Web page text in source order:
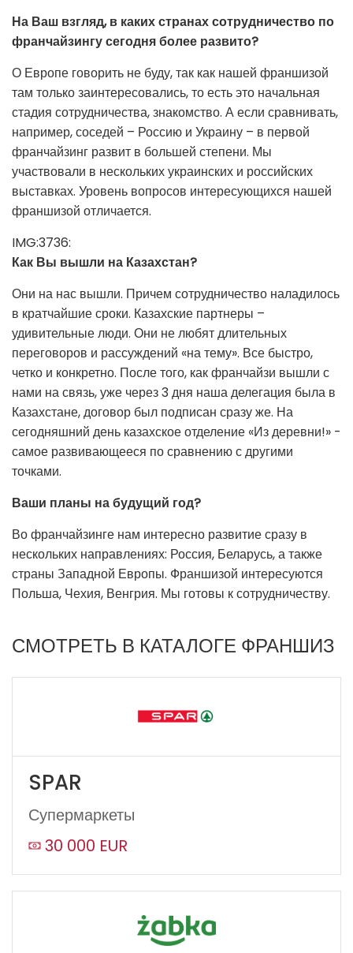
На Ваш взгляд, в каких странах сотрудничество по
франчайзингу сегодня более развито?
О Европе говорить не буду, так как нашей франшизой
там только заинтересовались, то есть это начальная
стадия сотрудничества, знакомство. А если сравнивать,
например, соседей – Россию и Украину – в первой
франчайзинг развит в большей степени. Мы
участвовали в нескольких украинских и российских
выставках. Уровень вопросов интересующихся нашей
франшизой отличается.
IMG:3736:
Как Вы вышли на Казахстан?
Они на нас вышли. Причем сотрудничество наладилось
в кратчайшие сроки. Казахские партнеры –
удивительные люди. Они не любят длительных
переговоров и рассуждений «на тему». Все быстро,
четко и конкретно. После того, как франчайзи вышли с
нами на связь, уже через 3 дня наша делегация была в
Казахстане, договор был подписан сразу же. На
сегодняшний день казахское отделение «Из деревни!» -
самое развивающееся по сравнению с другими
точками.
Ваши планы на будущий год?
Во франчайзинге нам интересно развитие сразу в
нескольких направлениях: Россия, Беларусь, а также
страны Западной Европы. Франшизой интересуются
Польша, Чехия, Венгрия. Мы готовы к сотрудничеству.
СМОТРЕТЬ В КАТАЛОГЕ ФРАНШИЗ
SPAR
Супермаркеты
30 000 EUR